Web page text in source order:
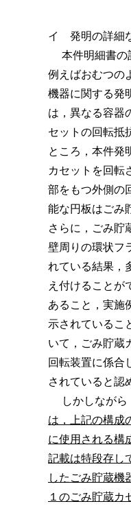
イ 発明の詳細
本件明細書の
例えばおむつの
機器に関する発
は，異なる容器
セットの回転抵
ところ，本件発
カセットを回転
部をもつ外側の
能な円板はごみ
さらに，ごみ貯
壁周りの環状フ
れている結果，
え付けることが
あること，実施
示されているこ
いて，ごみ貯蔵
回転装置に係合
されていると認
しかしながら
は，上記の構成
に使用される構
記載は特段存し
したごみ貯蔵機
１のごみ貯蔵カ